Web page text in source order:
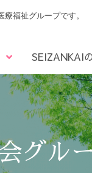
福祉グループです。
理念・社是 沿
SEIZANKAI
フォトコンテ
3つのサポート
区 太白区
グル